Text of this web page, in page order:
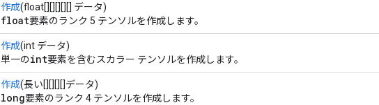
作成(float[][][][][] データ)
float要素のランク 5 テンソルを作成します。
作成(int データ)
単一のint要素を含むスカラー テンソルを作成します。
作成(長い[][][][]データ)
long要素のランク 4 テンソルを作成します。